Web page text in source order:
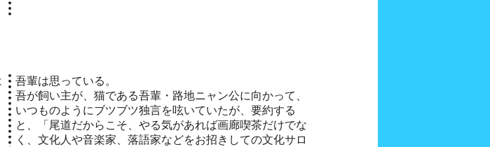
吾輩は思っている。
吾が飼い主が、猫である吾輩・路地ニャン公に向かって、
いつものようにブツブツ独言を呟いていたが、要約する
と、「尾道だからこそ、やる気があれば画廊喫茶だけでな
く、文化人や音楽家、落語家などをお招きしての文化サロ